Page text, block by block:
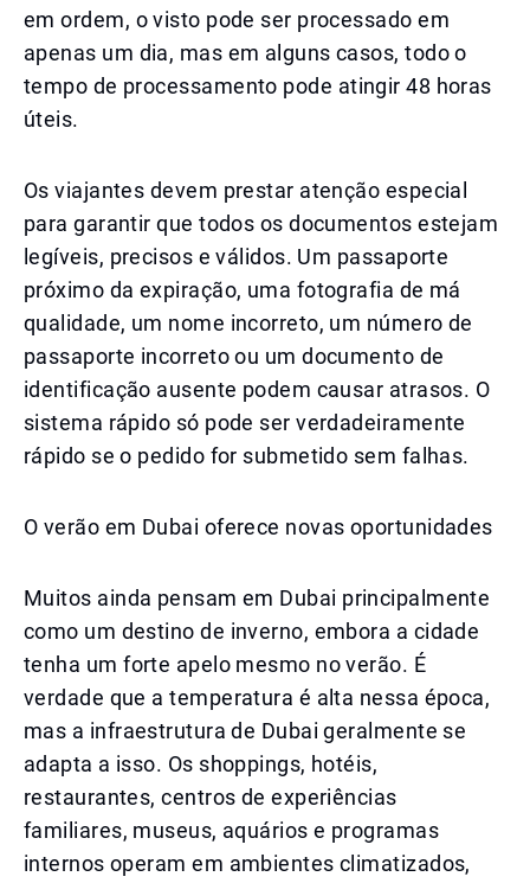
em ordem, o visto pode ser processado em
apenas um dia, mas em alguns casos, todo o
tempo de processamento pode atingir 48 horas
úteis.
Os viajantes devem prestar atenção especial
para garantir que todos os documentos estejam
legíveis, precisos e válidos. Um passaporte
próximo da expiração, uma fotografia de má
qualidade, um nome incorreto, um número de
passaporte incorreto ou um documento de
identificação ausente podem causar atrasos. O
sistema rápido só pode ser verdadeiramente
rápido se o pedido for submetido sem falhas.
O verão em Dubai oferece novas oportunidades
Muitos ainda pensam em Dubai principalmente
como um destino de inverno, embora a cidade
tenha um forte apelo mesmo no verão. É
verdade que a temperatura é alta nessa época,
mas a infraestrutura de Dubai geralmente se
adapta a isso. Os shoppings, hotéis,
restaurantes, centros de experiências
familiares, museus, aquários e programas
internos operam em ambientes climatizados,